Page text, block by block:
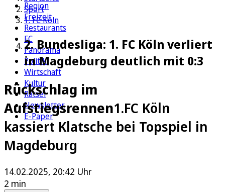
Region
Freizeit
Restaurants
FC
Panorama
Politik
Wirtschaft
Kultur
Rätsel
Newsletter
E-Paper
Sport
1. FC Köln
2. Bundesliga: 1. FC Köln verliert
in Magdeburg deutlich mit 0:3
Rückschlag im
Aufstiegsrennen1.FC Köln
kassiert Klatsche bei Topspiel in
Magdeburg
14.02.2025, 20:42 Uhr
2 min